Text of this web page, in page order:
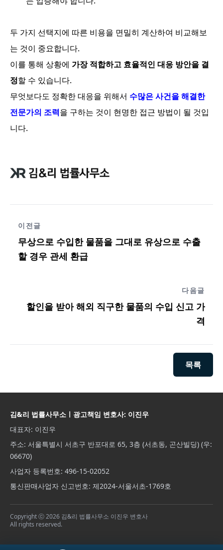
두 가지 선택지에 따른 비용을 면밀히 계산하여 비교해보
는 것이 중요합니다.
이를 통해 상황에 가장 적합하고 효율적인 대응 방안을 결
정할 수 있습니다.
무엇보다도 정확한 대응을 위해서 수많은 사건을 해결한
전문가의 조력을 구하는 것이 현명한 접근 방법이 될 것입
니다.
이전글
무상으로 수입한 물품을 그대로 유상으로 수출
할 경우 관세 환급
다음글
할인을 받아 해외 직구한 물품의 수입 신고 가
격
목록
김&리 법률사무소ㅣ광고책임 변호사: 이진우
대표자: 이진우
주소: 서울특별시 서초구 반포대로 65, 3층 (서초동, 곤산빌딩) (우:
06670)
사업자 등록번호: 496-15-02052
통신판매사업자 신고번호: 제2024-서울서초-1769호
Copyright ⓒ 2026 김&리 법률사무소 이진우 변호사
All rights reserved.